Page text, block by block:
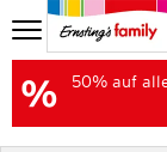
50% auf